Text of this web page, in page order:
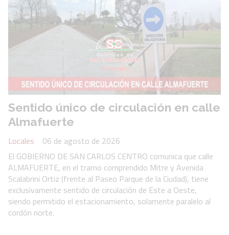
Sentido único de circulación en calle
Almafuerte
Locales
06 de agosto de 2026
El GOBIERNO DE SAN CARLOS CENTRO comunica que calle
ALMAFUERTE, en el tramo comprendido Mitre y Avenida
Scalabrini Ortiz (frente al Paseo Parque de la Ciudad), tiene
exclusivamente sentido de circulación de Este a Oeste,
siendo permitido el estacionamiento, solamente paralelo al
cordón norte.